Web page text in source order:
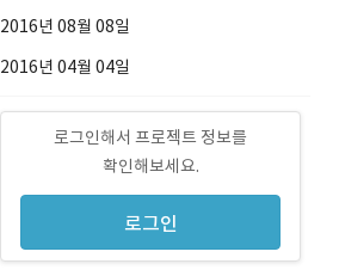
2016년 08월 08일
2016년 04월 04일
로그인해서 프로젝트 정보를
확인해보세요.
로그인